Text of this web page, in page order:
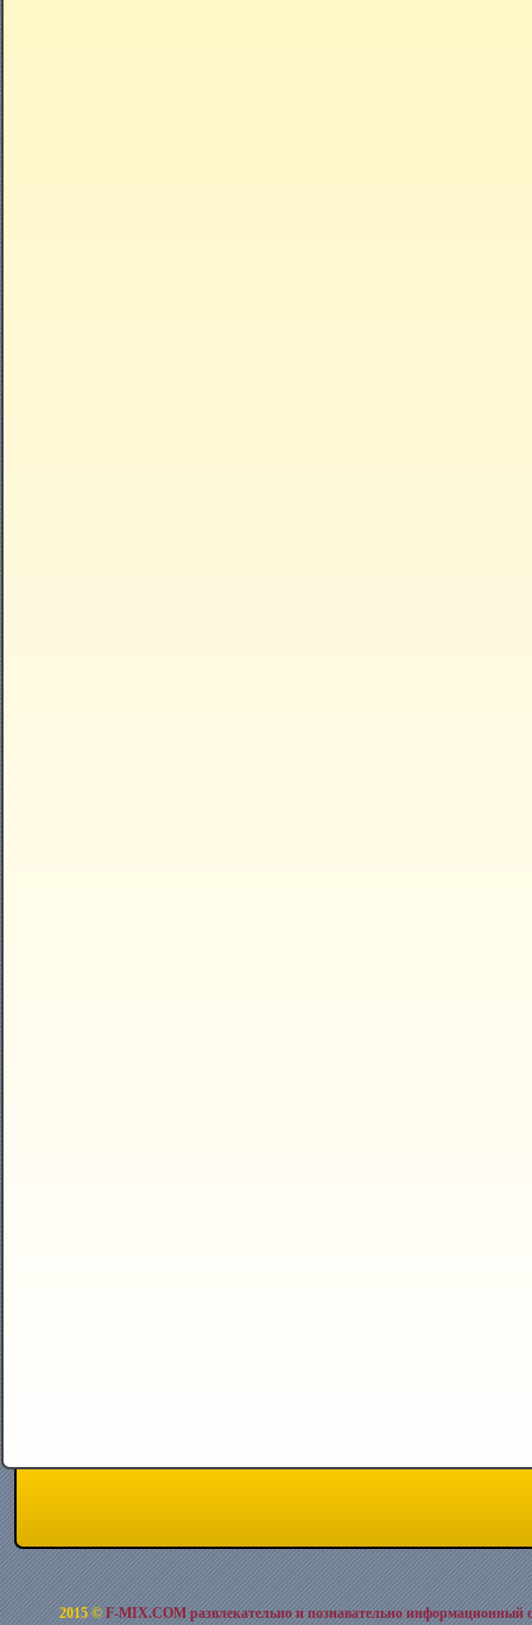
2015 ©F-MIX.COM развлекательно и познавательно информационный